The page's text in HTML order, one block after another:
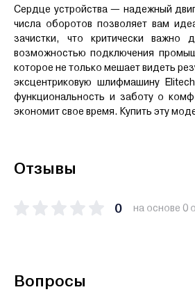
Сердце устройства — надежный
числа оборотов позволяет вам
зачистки, что критически важно
возможностью подключения
которое не только мешает видеть
эксцентриковую шлифмашину
функциональность и заботу о
экономит свое время. Купить эту
Отзывы
0 на основе 0
Вопросы